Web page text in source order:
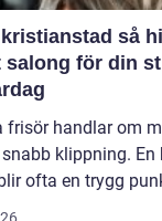
så hittar
salong för din
frisör handlar om
klippning. En
ofta en trygg